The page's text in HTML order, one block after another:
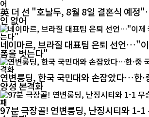
英 더 선 "호날두, 8월 8일 결혼식 예정
인 없어
네이마르, 브라질 대표팀 은퇴 선언…"
폼을 벗는다"
연변룽딩, 한국 국민대와 손잡았다…한·
양성 본격화
97분 극장골! 연변룽딩, 난징시티와 1-